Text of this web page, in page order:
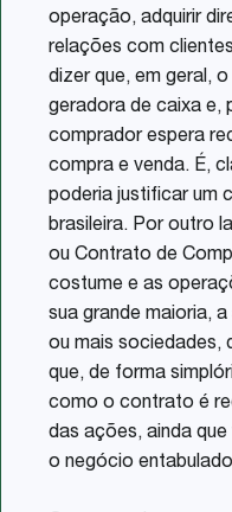
operação, adquirir
relações com
dizer que, em geral,
geradora de caixa e,
comprador espera
compra e venda. É,
poderia justificar um
brasileira. Por outro
ou Contrato de
costume e as
sua grande maioria,
ou mais sociedades,
que, de forma
como o contrato é
das ações, ainda
o negócio